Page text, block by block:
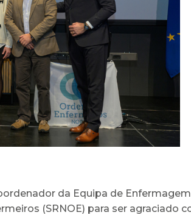
da Equipa de
(SRNOE) para ser agraciado